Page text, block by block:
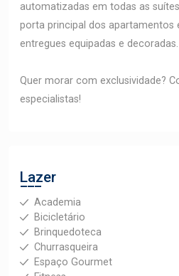
automatizadas em todas as
porta principal dos apartamentos
entregues equipadas e decoradas.
Quer morar com exclusividade?
especialistas!
Lazer
Academia
Bicicletário
Brinquedoteca
Churrasqueira
Espaço Gourmet